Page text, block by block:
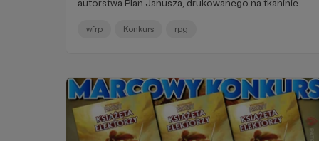
autorstwa Plan Janusza, drukowanego na tkaninie
wfrp Konkurs rpg